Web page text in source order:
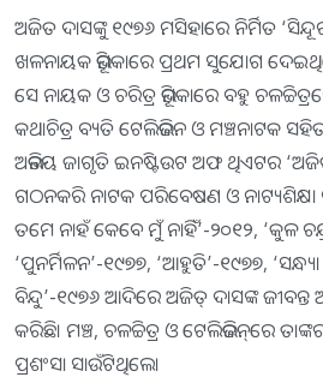
ଅଜିତ ଦାସଙ୍କୁ ୧୯୭୬ ମସିହାରେ ନିର୍ମିତ
ଖଳନାୟକ ଭୂମିକାରେ ପ୍ରଥମ ସୁଯୋଗ
ସେ ନାୟକ ଓ ଚରିତ୍ର ଭୂମିକାରେ ବହୁ
କଥାଚିତ୍ର ବ୍ୟତି ଟେଲିଭିଜନ ଓ ମଞ୍ଚନାଟକ
ଅଭିନୟ ଜାଗୃତି ଇନଷ୍ଟିଉଟ ଅଫ ଥିଏଟର
ଗଠନକରି ନାଟକ ପରିବେଷଣ ଓ ନାଟ୍ୟଶିକ୍ଷା
ତମେ ନାହଁ କେବେ ମୁଁ ନାହିଁ’-୨୦୧୨, ‘କୁଳ
‘ପୁନର୍ମିଳନ’-୧୯୭୭, ‘ଆହୁତି’-୧୯୭୭,
ବିନ୍ଦୁ’-୧୯୭୬ ଆଦିରେ ଅଜିତ୍‌ ଦାସଙ୍କ ଜୀବନ୍ତ
କରିଛି। ମଞ୍ଚ, ଚଳଚ୍ଚିତ୍ର ଓ ଟେଲିଭିଜନ୍‌ରେ
ପ୍ରଶଂସା ସାଉଁଟିଥିଲେ।